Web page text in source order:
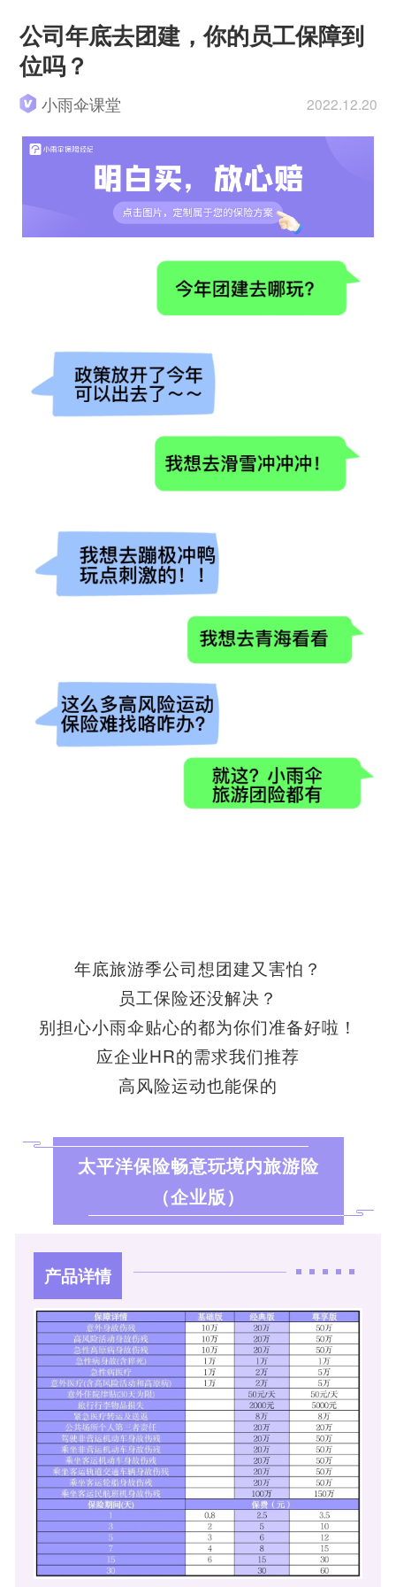
公司年底去团建，你的员工保障到
位吗？
小雨伞课堂 2022.12.20
年底旅游季公司想团建又害怕？
员工保险还没解决？
别担心小雨伞贴心的都为你们准备好啦！
应企业HR的需求我们推荐
高风险运动也能保的
太平洋保险畅意玩境内旅游险
（企业版）
产品详情